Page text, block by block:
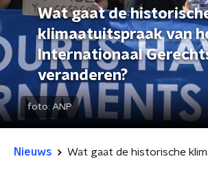
Wat gaat de
klimaatuitspraak van
Internationaal
veranderen?
foto: ANP
Nieuws